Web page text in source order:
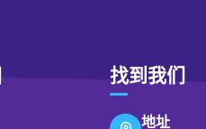
找到我们
地址